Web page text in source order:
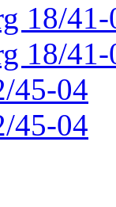
18/41-
18/41-
45-04
45-04